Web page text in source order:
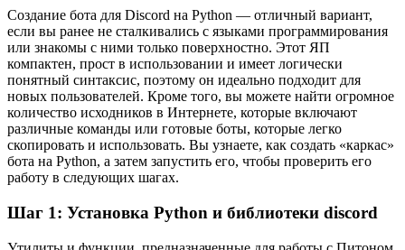
Создание бота для Discord на Python — отличный вариант,
если вы ранее не сталкивались с языками программирования
или знакомы с ними только поверхностно. Этот ЯП
компактен, прост в использовании и имеет логически
понятный синтаксис, поэтому он идеально подходит для
новых пользователей. Кроме того, вы можете найти огромное
количество исходников в Интернете, которые включают
различные команды или готовые боты, которые легко
скопировать и использовать. Вы узнаете, как создать «каркас»
бота на Python, а затем запустить его, чтобы проверить его
работу в следующих шагах.
Шаг 1: Установка Python и библиотеки discord